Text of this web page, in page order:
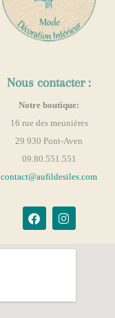
Nous contacter :
Notre boutique:
16 rue des meunières
29 930 Pont-Aven
09.80.551.551
contact@aufildesiles.com